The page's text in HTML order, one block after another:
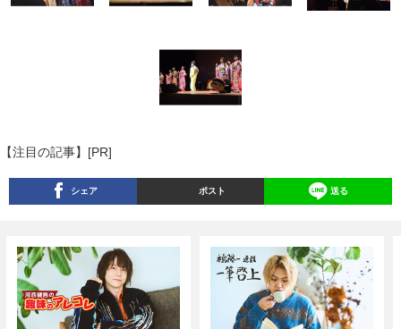
【注目の記事】[PR]
シェア ポスト 送る